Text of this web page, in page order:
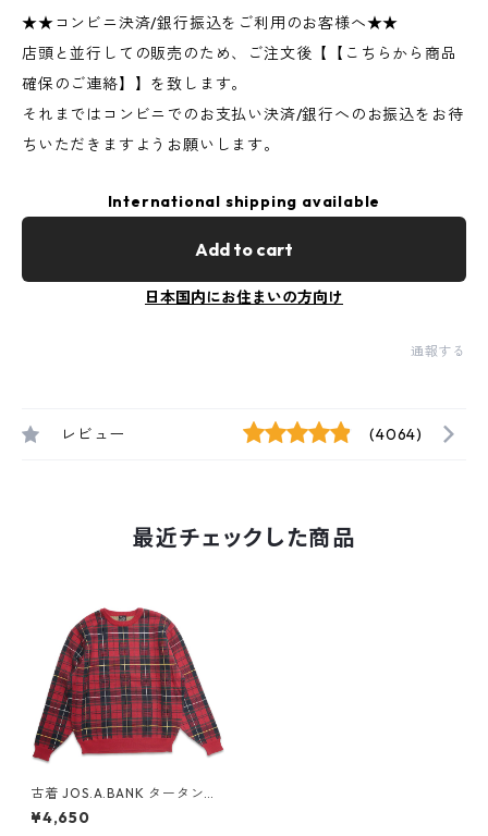
★★コンビニ決済/銀行振込をご利用のお客様へ★★
店頭と並行しての販売のため、ご注文後【【こちらから商品
確保のご連絡】】を致します。
それまではコンビニでのお支払い決済/銀行へのお振込をお待
ちいただきますようお願いします。
International shipping available
Add to cart
日本国内にお住まいの方向け
通報する
レビュー (4064)
最近チェックした商品
古着 JOS.A.BANK タータンチ
ェック コットンニット セータ
ー 表記：XL gd408527n w6
¥4,650